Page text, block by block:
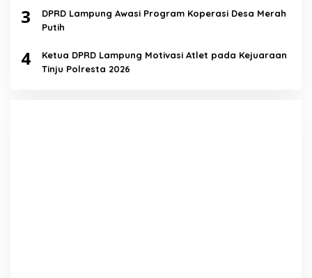
3
DPRD Lampung Awasi Program Koperasi Desa Merah
Putih
4
Ketua DPRD Lampung Motivasi Atlet pada Kejuaraan
Tinju Polresta 2026